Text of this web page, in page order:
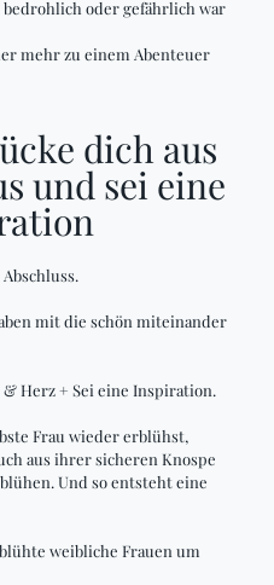
oder gefährlich war
mehr zu einem Abenteuer
dich aus
und sei eine
mit die schön miteinander
& Herz + Sei eine Inspiration.
Frau wieder erblühst,
aus ihrer sicheren Knospe
Und so entsteht eine
weibliche Frauen um